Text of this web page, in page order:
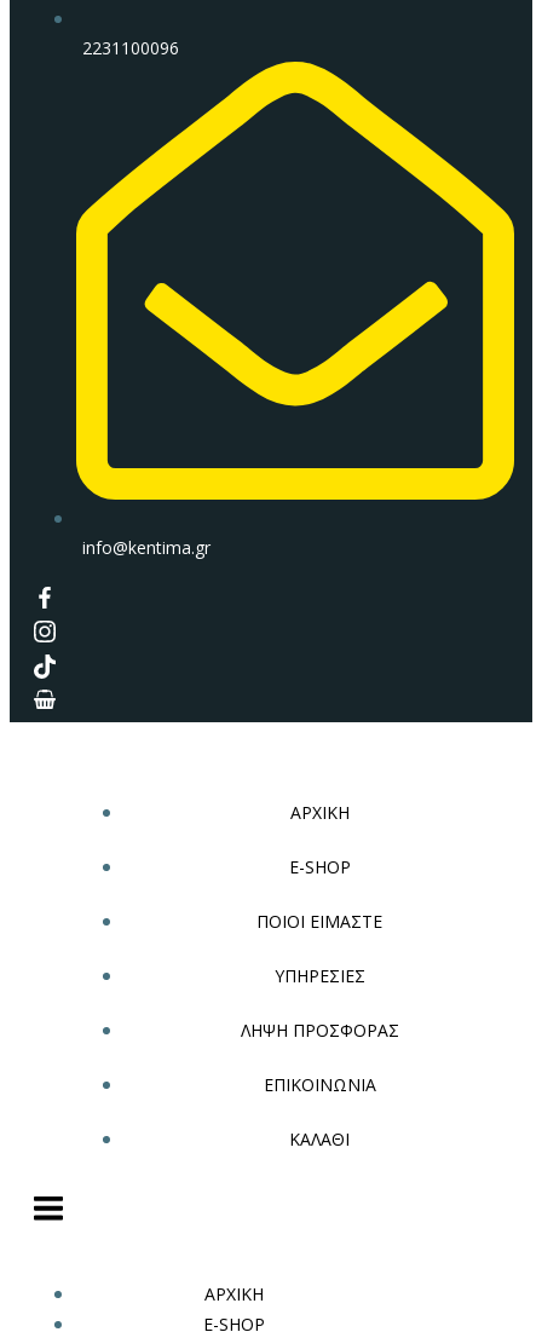
2231100096
info@kentima.gr
ΑΡΧΙΚΗ
E-SHOP
ΠΟΙΟΙ ΕΙΜΑΣΤΕ
ΥΠΗΡΕΣΙΕΣ
ΛΗΨΗ ΠΡΟΣΦΟΡΑΣ
ΕΠΙΚΟΙΝΩΝΙΑ
ΚΑΛΑΘΙ
ΑΡΧΙΚΗ
E-SHOP